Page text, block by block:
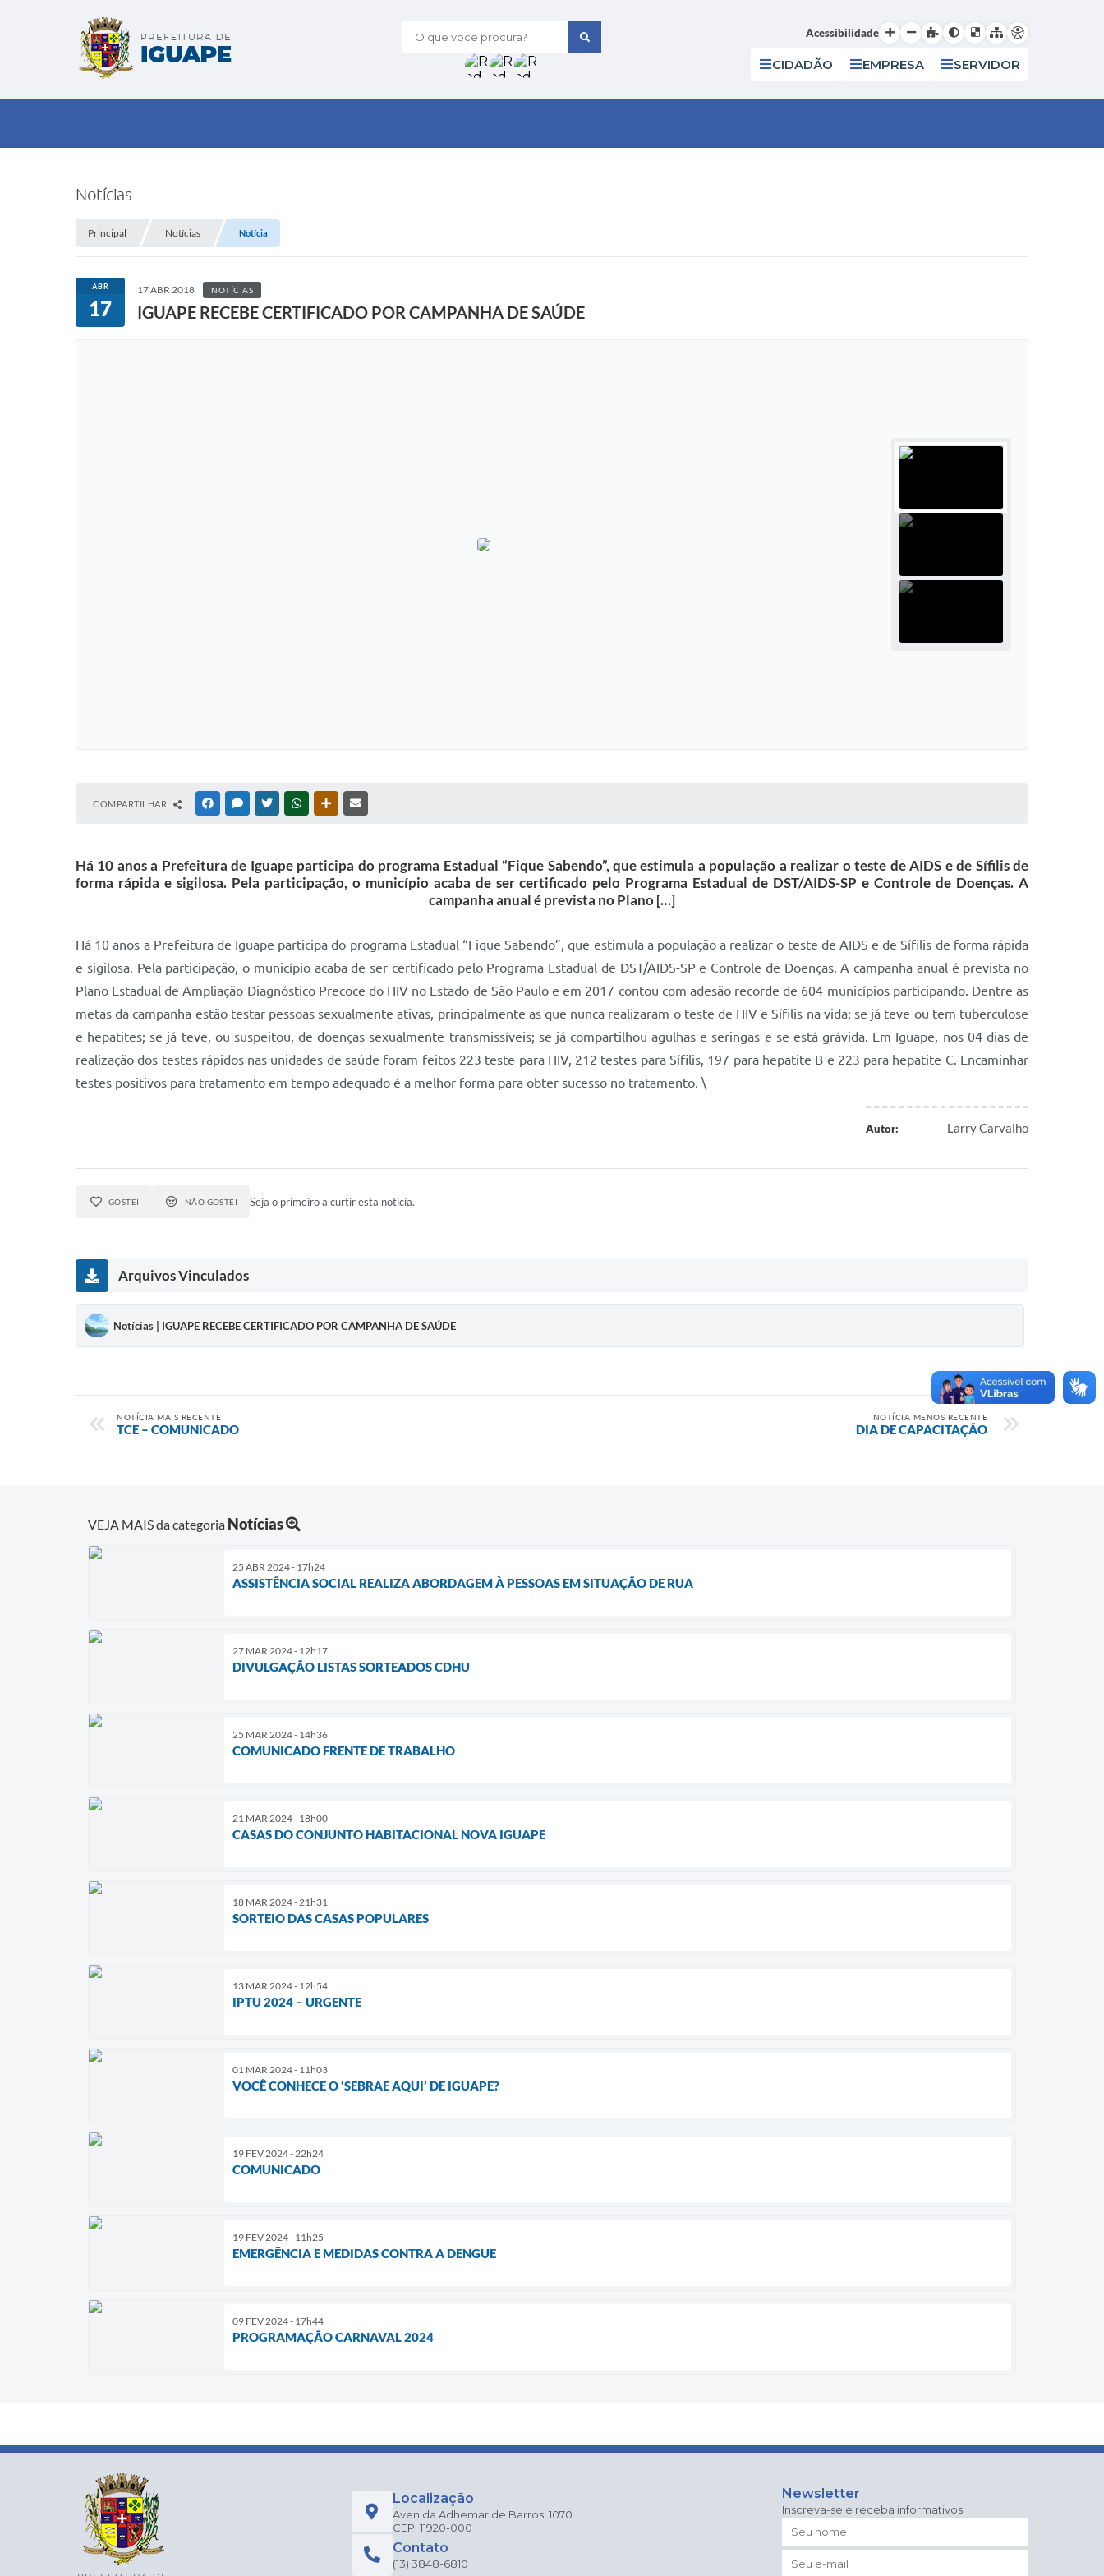
O que voce procura? Acessibilidade
CIDADÃO EMPRESA SERVIDOR
Notícias
Principal Notícias Notícia
ABR
17
17 ABR 2018 NOTÍCIAS
IGUAPE RECEBE CERTIFICADO POR CAMPANHA DE SAÚDE
COMPARTILHAR FACEBOOKMESSENGER
TWITTERWHATSAPPOUTRAS MÍDIAS
Há 10 anos a Prefeitura de Iguape participa do programa Estadual “Fique Sabendo”, que estimula a população a realizar o teste de AIDS e de Sífilis de
forma rápida e sigilosa. Pela participação, o município acaba de ser certificado pelo Programa Estadual de DST/AIDS-SP e Controle de Doenças. A
campanha anual é prevista no Plano […]
Há 10 anos a Prefeitura de Iguape participa do programa Estadual “Fique Sabendo”, que estimula a população a realizar o teste de AIDS e de Sífilis de forma rápida
e sigilosa. Pela participação, o município acaba de ser certificado pelo Programa Estadual de DST/AIDS-SP e Controle de Doenças. A campanha anual é prevista no
Plano Estadual de Ampliação Diagnóstico Precoce do HIV no Estado de São Paulo e em 2017 contou com adesão recorde de 604 municípios participando. Dentre as
metas da campanha estão testar pessoas sexualmente ativas, principalmente as que nunca realizaram o teste de HIV e Sífilis na vida; se já teve ou tem tuberculose
e hepatites; se já teve, ou suspeitou, de doenças sexualmente transmissíveis; se já compartilhou agulhas e seringas e se está grávida. Em Iguape, nos 04 dias de
realização dos testes rápidos nas unidades de saúde foram feitos 223 teste para HIV, 212 testes para Sífilis, 197 para hepatite B e 223 para hepatite C. Encaminhar
testes positivos para tratamento em tempo adequado é a melhor forma para obter sucesso no tratamento. \
Autor: Larry Carvalho
GOSTEI NÃO GOSTEI Seja o primeiro a curtir esta notícia.
Arquivos Vinculados
Notícias | IGUAPE RECEBE CERTIFICADO POR CAMPANHA DE SAÚDE
NOTÍCIA MAIS RECENTE
TCE – COMUNICADO
NOTÍCIA MENOS RECENTE
DIA DE CAPACITAÇÃO
VEJA MAIS da categoria Notícias
25 ABR 2024 - 17h24
ASSISTÊNCIA SOCIAL REALIZA ABORDAGEM À PESSOAS EM SITUAÇÃO DE RUA
27 MAR 2024 - 12h17
DIVULGAÇÃO LISTAS SORTEADOS CDHU
25 MAR 2024 - 14h36
COMUNICADO FRENTE DE TRABALHO
21 MAR 2024 - 18h00
CASAS DO CONJUNTO HABITACIONAL NOVA IGUAPE
18 MAR 2024 - 21h31
SORTEIO DAS CASAS POPULARES
13 MAR 2024 - 12h54
IPTU 2024 – URGENTE
01 MAR 2024 - 11h03
VOCÊ CONHECE O ‘SEBRAE AQUI’ DE IGUAPE?
19 FEV 2024 - 22h24
COMUNICADO
19 FEV 2024 - 11h25
EMERGÊNCIA E MEDIDAS CONTRA A DENGUE
09 FEV 2024 - 17h44
PROGRAMAÇÃO CARNAVAL 2024
Localização
Avenida Adhemar de Barros, 1070
CEP: 11920-000
Contato
(13) 3848-6810
Newsletter
Inscreva-se e receba informativos